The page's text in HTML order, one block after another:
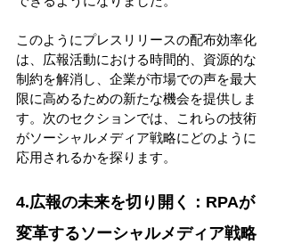
このようにプレスリリースの配布効率化
は、広報活動における時間的、資源的な
制約を解消し、企業が市場での声を最大
限に高めるための新たな機会を提供しま
す。次のセクションでは、これらの技術
がソーシャルメディア戦略にどのように
応用されるかを探ります。
4.広報の未来を切り開く：RPAが
変革するソーシャルメディア戦略